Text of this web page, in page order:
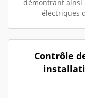
démontrant ainsi
électriques
Contrôle